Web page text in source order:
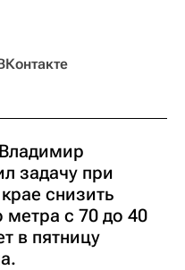
задачу при
снизить
метра с 70 до 40
в пятницу